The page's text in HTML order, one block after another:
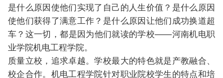
是什么原因使他们实现了自己的人生价值？是什么原因
使他们获得了满意工作？是什么原因让他们成功换道超
车？这一切，都是因为他们就读的学校——河南机电职
业学院机电工程学院。
质量立校，追求卓越。学校最大的特色就是产教融合、
校企合作。机电工程学院针对职业院校学生的特点和培